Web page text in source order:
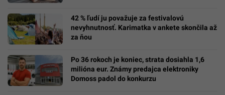
42 % ľudí ju považuje za festivalovú
nevyhnutnosť. Karimatka v ankete skončila až
za ňou
Po 36 rokoch je koniec, strata dosiahla 1,6
milióna eur. Známy predajca elektroniky
Domoss padol do konkurzu